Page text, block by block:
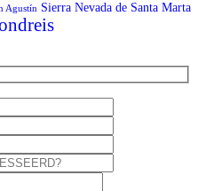
Agustín Sierra Nevada de Santa Marta